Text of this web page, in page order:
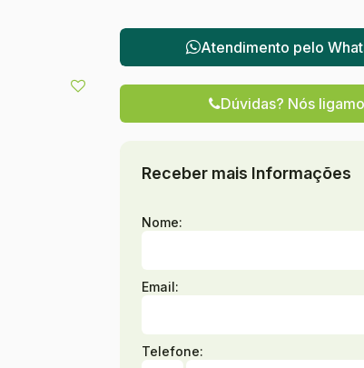
Atendimento pelo
Dúvidas? Nós
Receber mais Informações
Nome:
Email:
Telefone: